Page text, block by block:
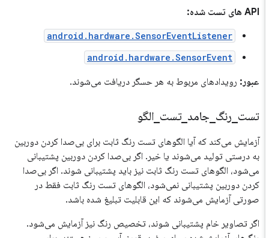
API های تست شده:
android.hardware.SensorEventListener
android.hardware.SensorEvent
عبور:رویدادهای مربوط به هر حسگر دریافت می‌شوند.
تست_ رنگ_ جامد_ تست_ الگو
آزمایش می‌کند که آیا الگوهای تست رنگ ثابت برای بی‌صدا کردن دوربین
به درستی تولید می‌شوند یا خیر. اگر بی‌صدا کردن دوربین پشتیبانی
می‌شود، الگوهای تست رنگ ثابت نیز باید پشتیبانی شوند. اگر بی‌صدا
کردن دوربین پشتیبانی نمی‌شود، الگوهای تست رنگ ثابت فقط در
صورتی آزمایش می‌شوند که این قابلیت تبلیغ شده باشد.
اگر تصاویر خام پشتیبانی شوند، تخصیص رنگ نیز آزمایش می‌شود.